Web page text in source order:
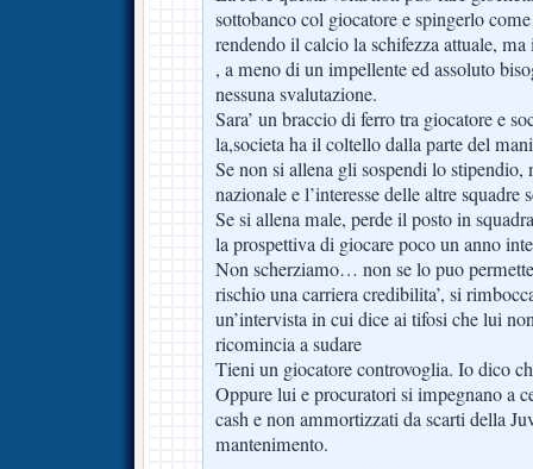
sottobanco col giocatore e spingerlo
rendendo il calcio la schifezza attuale,
, a meno di un impellente ed assoluto
nessuna svalutazione.
Sara’ un braccio di ferro tra giocatore e
la,societa ha il coltello dalla parte del
Se non si allena gli sospendi lo stipendio,
nazionale e l’interesse delle altre squadre
Se si allena male, perde il posto in
la prospettiva di giocare poco un anno
Non scherziamo… non se lo puo
rischio una carriera credibilita’, si
un’intervista in cui dice ai tifosi che lui
ricomincia a sudare
Tieni un giocatore controvoglia. Io dico
Oppure lui e procuratori si impegnano a
cash e non ammortizzati da scarti della
mantenimento.